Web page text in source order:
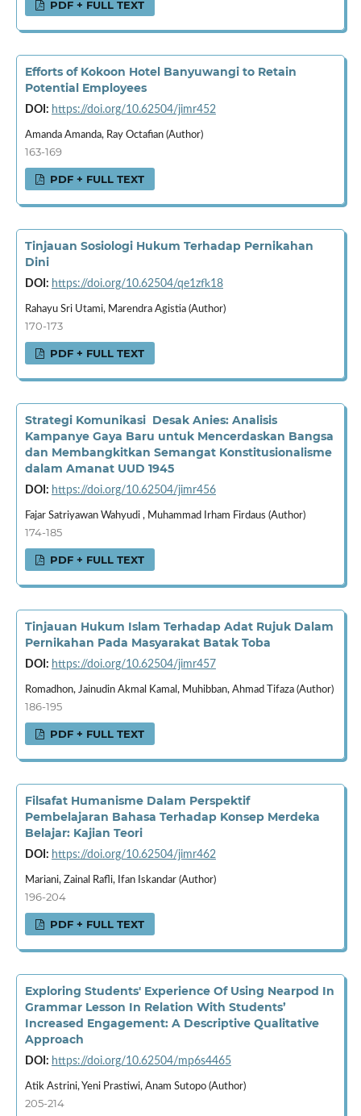
PDF + FULL TEXT
Efforts of Kokoon Hotel Banyuwangi to Retain
Potential Employees
DOI: https://doi.org/10.62504/jimr452
Amanda Amanda, Ray Octafian (Author)
163-169
PDF + FULL TEXT
Tinjauan Sosiologi Hukum Terhadap Pernikahan
Dini
DOI: https://doi.org/10.62504/qe1zfk18
Rahayu Sri Utami, Marendra Agistia (Author)
170-173
PDF + FULL TEXT
Strategi Komunikasi Desak Anies: Analisis
Kampanye Gaya Baru untuk Mencerdaskan Bangsa
dan Membangkitkan Semangat Konstitusionalisme
dalam Amanat UUD 1945
DOI: https://doi.org/10.62504/jimr456
Fajar Satriyawan Wahyudi , Muhammad Irham Firdaus (Author)
174-185
PDF + FULL TEXT
Tinjauan Hukum Islam Terhadap Adat Rujuk Dalam
Pernikahan Pada Masyarakat Batak Toba
DOI: https://doi.org/10.62504/jimr457
Romadhon, Jainudin Akmal Kamal, Muhibban, Ahmad Tifaza (Author)
186-195
PDF + FULL TEXT
Filsafat Humanisme Dalam Perspektif
Pembelajaran Bahasa Terhadap Konsep Merdeka
Belajar: Kajian Teori
DOI: https://doi.org/10.62504/jimr462
Mariani, Zainal Rafli, Ifan Iskandar (Author)
196-204
PDF + FULL TEXT
Exploring Students' Experience Of Using Nearpod In
Grammar Lesson In Relation With Students’
Increased Engagement: A Descriptive Qualitative
Approach
DOI: https://doi.org/10.62504/mp6s4465
Atik Astrini, Yeni Prastiwi, Anam Sutopo (Author)
205-214